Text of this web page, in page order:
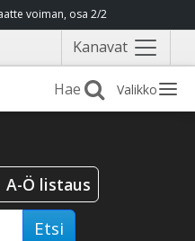
voiman, osa 2/2
Kanavat Näytä
valikko
Valikko
A-Ö listaus
Etsi